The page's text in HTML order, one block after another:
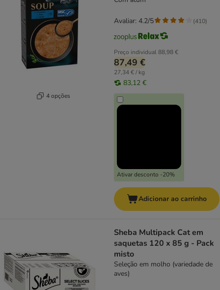
4 opções
Preço individual88,98 €
87,49 €
27,34 € / kg
83,12 €
Ativar desconto -20%
Avaliar: 4.2/5 (410)
Adicionar ao carrinho
Sheba Multipack Cat em
saquetas 120 x 85 g - Pack
misto
Seleção em molho (variedade de
aves)